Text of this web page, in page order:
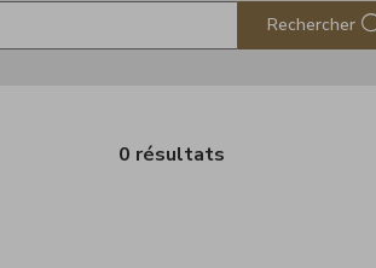
Rechercher
0 résultats